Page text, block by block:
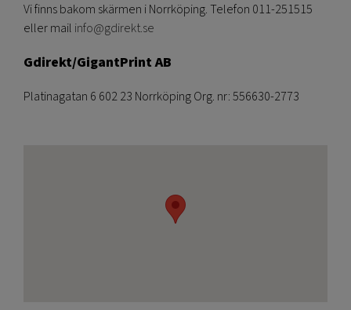
Vi finns bakom skärmen i Norrköping. Telefon 011-251515
eller mail info@gdirekt.se
Gdirekt/GigantPrint AB
Platinagatan 6 602 23 Norrköping Org. nr: 556630-2773